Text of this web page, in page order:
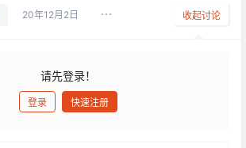
20年12月2日 收起讨论
请先登录！
登录 快速注册